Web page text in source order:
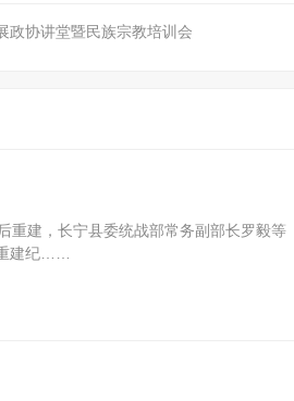
政协讲堂暨民族宗教培训会
重建，长宁县委统战部常务副部长罗毅等
建纪……